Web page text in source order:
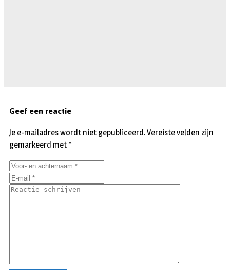
Geef een reactie
Je e-mailadres wordt niet gepubliceerd.Vereiste velden zijn
gemarkeerd met *